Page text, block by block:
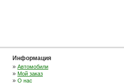
Информация
» Автомобили
» Мой заказ
» О нас